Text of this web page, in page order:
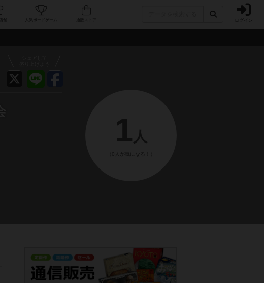
人気ボードゲーム ログイン
1 人
（0人が気になる！）